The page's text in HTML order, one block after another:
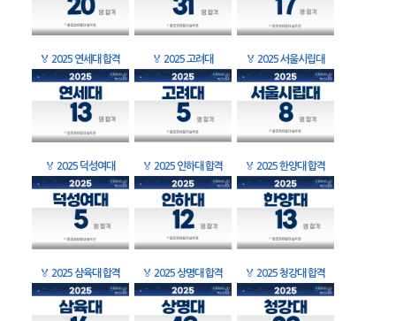
🏅 2025 연세대 합격 🏅 2025 고려대 🏅 2025 서울시립대
🏅 2025 덕성여대 🏅 2025 인하대 합격 🏅 2025 한양대 합격
🏅 2025 삼육대 합격 🏅 2025 상명대 합격 🏅 2025 청강대 합격